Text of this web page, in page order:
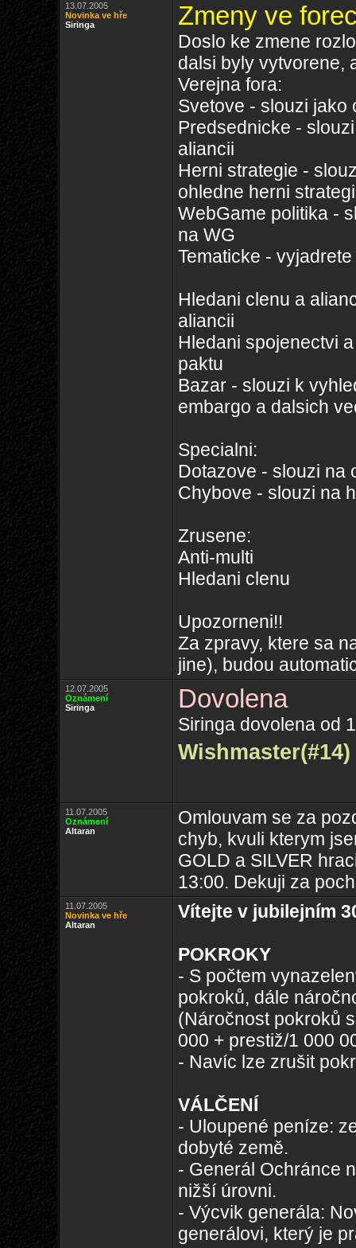
13.07.2005
Novinka ve hře
Siringa
Zmeny ve
Doslo ke zmene
dalsi byly vytvorene,
Verejna fora:
Svetove - slouzi jako
Predsednicke -
aliancii
Herni strategie -
ohledne herni
WebGame politika -
na WG
Tematicke -
Hledani clenu a
aliancii
Hledani spojenectvi
paktu
Bazar - slouzi k
embargo a dalsich
Specialni:
Dotazove - slouzi na
Chybove - slouzi na
Zrusene:
Anti-multi
Hledani clenu
Upozorneni!!
Za zpravy, ktere sa
jine), budou
12.07.2005
Oznámení
Siringa
Dovolena
Siringa dovolena od
Wishmaster(#14)
11.07.2005
Oznámení
Altaran
Omlouvam se za
chyb, kvuli kterym
GOLD a SILVER
13:00. Dekuji za
11.07.2005
Novinka ve hře
Altaran
Vítejte v jubilejním
POKROKY
- S počtem
pokroků, dále
(Náročnost pokroků
000 + prestiž/1 000
- Navíc lze zrušit
VÁLČENÍ
- Uloupené peníze:
dobyté země.
- Generál Ochránce
nižší úrovni.
- Výcvik generála:
generálovi, který je